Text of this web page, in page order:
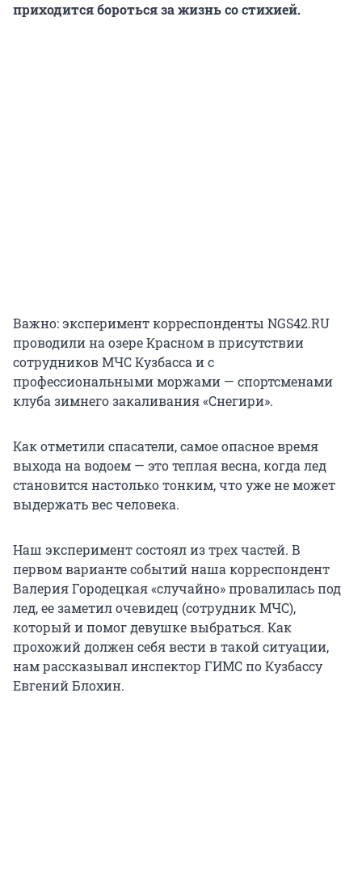
приходится бороться за жизнь со стихией.
Важно: эксперимент корреспонденты NGS42.RU
проводили на озере Красном в присутствии
сотрудников МЧС Кузбасса и с
профессиональными моржами — спортсменами
клуба зимнего закаливания «Снегири».
Как отметили спасатели, самое опасное время
выхода на водоем — это теплая весна, когда лед
становится настолько тонким, что уже не может
выдержать вес человека.
Наш эксперимент состоял из трех частей. В
первом варианте событий наша корреспондент
Валерия Городецкая «случайно» провалилась под
лед, ее заметил очевидец (сотрудник МЧС),
который и помог девушке выбраться. Как
прохожий должен себя вести в такой ситуации,
нам рассказывал инспектор ГИМС по Кузбассу
Евгений Блохин.